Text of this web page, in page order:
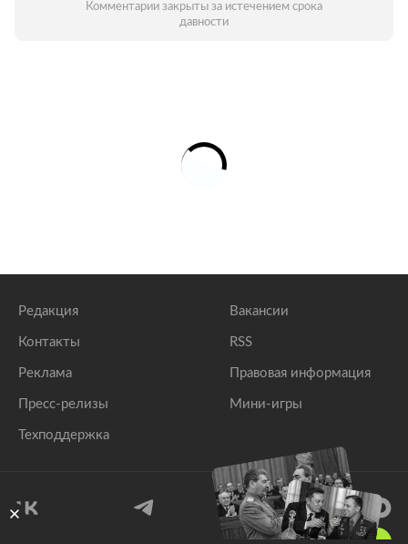
Комментарии закрыты за истечением срока
давности
Редакция
Контакты
Реклама
Пресс-релизы
Техподдержка
Вакансии
RSS
Правовая информация
Мини-игры